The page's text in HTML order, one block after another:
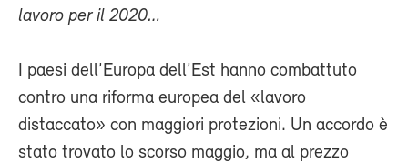
lavoro per il 2020…
I paesi dell’Europa dell’Est hanno combattuto
contro una riforma europea del «lavoro
distaccato» con maggiori protezioni. Un accordo è
stato trovato lo scorso maggio, ma al prezzo